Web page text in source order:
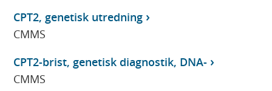
CPT2, genetisk utredning
CMMS
CPT2-brist, genetisk diagnostik, DNA-
CMMS